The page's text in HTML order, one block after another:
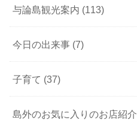
与論島観光案内 (113)
今日の出来事 (7)
子育て (37)
島外のお気に入りのお店紹介